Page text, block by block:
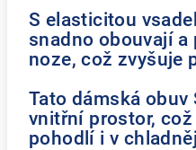
S elasticitou
snadno obouvají
noze, což zvyšuje
Tato dámská
vnitřní prostor,
pohodlí i v